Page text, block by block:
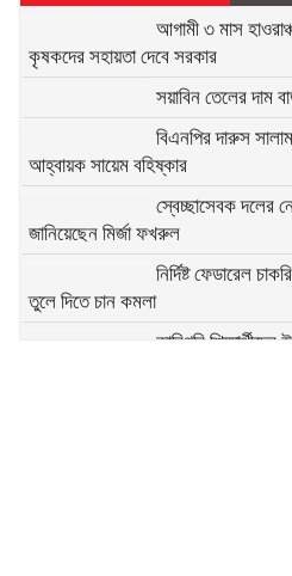
আগামী ৩ মাস
কৃষকদের সহায়তা দেবে সরকার
সয়াবিন তেলের দাম
বিএনপির দারুস
আহ্বায়ক সায়েম বহিষ্কার
স্বেচ্ছাসেবক দলের
জানিয়েছেন মির্জা ফখরুল
নির্দিষ্ট ফেডারেল
তুলে দিতে চান কমলা
কারিগরি